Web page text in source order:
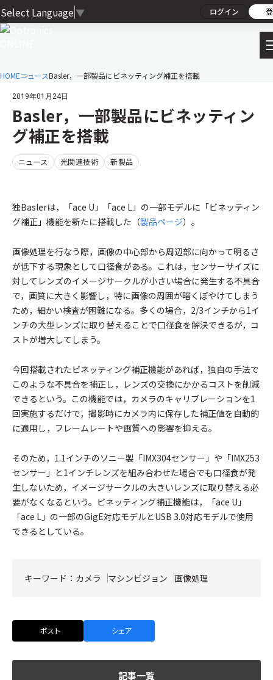
Select Language ▼ ログイン
HOMEニュースBasler，一部製品にビネッティング補正を搭載
2019年01月24日
Basler，一部製品にビネッティン
グ補正を搭載
ニュース 光関連技術 新製品
独Baslerは，「ace U」「ace L」の一部モデルに「ビネッティン
グ補正」機能を新たに搭載した（製品ページ）。
画像処理を行なう際，画像の中心部から周辺部に向かって明るさ
が低下する現象として口径食がある。これは，センサーサイズに
対してレンズのイメージサークルが小さい場合に発生する不具合
で，画質に大きく影響し，特に画像の周囲が暗くぼやけてしまう
ため，細かい検査が困難になる。多くの場合，2/3インチから1イ
ンチの大型レンズに取り替えることで口径食を解決できるが，コ
ストが増大してしまう。
今回搭載されたビネッティング補正機能があれば，独自の手法で
このような不具合を補正し，レンズの交換にかかるコストを削減
できるという。この機能では，カメラのキャリブレーションを1
回実施するだけで，撮影時にカメラ内に保存した補正値を自動的
に適用し，フレームレートや画質への影響を抑える。
そのため，1.1インチのソニー製「IMX304センサー」や「IMX253
センサー」と1インチレンズを組み合わせた場合でも口径食が発
生しないため，イメージサークルの大きいレンズに取り替える必
要がなくなるという。ビネッティング補正機能は，「ace U」
「ace L」の一部のGigE対応モデルとUSB 3.0対応モデルで使用
できるとしている。
キーワード： カメラ マシンビジョン 画像処理
ポスト シェア
記事一覧